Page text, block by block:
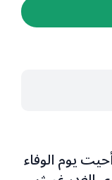
يوم الوفاء